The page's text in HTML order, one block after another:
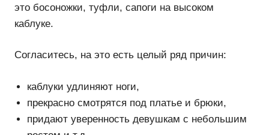
это босоножки, туфли, сапоги на высоком
каблуке.
Согласитесь, на это есть целый ряд причин:
каблуки удлиняют ноги,
прекрасно смотрятся под платье и брюки,
придают уверенность девушкам с небольшим